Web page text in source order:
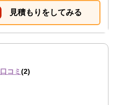
見積もりをしてみる
口コミ(2)